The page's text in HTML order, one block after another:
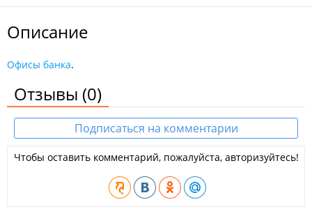
Описание
Офисы банка.
Отзывы (0)
Подписаться на комментарии
Чтобы оставить комментарий, пожалуйста, авторизуйтесь!